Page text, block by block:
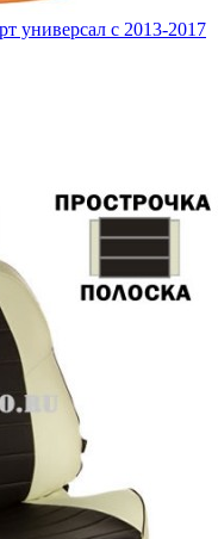
универсал с 2013-2017